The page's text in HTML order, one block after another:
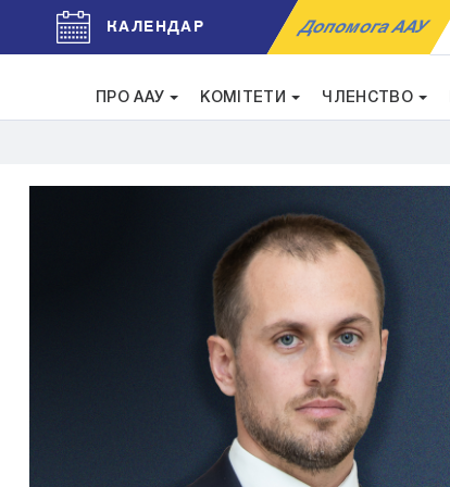
КАЛЕНДАР Допомога ААУ
ПРО ААУ КОМІТЕТИ ЧЛЕНСТВО